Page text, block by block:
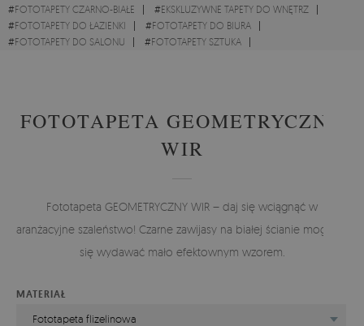
#FOTOTAPETY CZARNO-BIAŁE #EKSKLUZYWNE TAPETY DO WNĘTRZ
#FOTOTAPETY DO ŁAZIENKI #FOTOTAPETY DO BIURA
#FOTOTAPETY DO SALONU #FOTOTAPETY SZTUKA
FOTOTAPETA GEOMETRYCZNY
WIR
Fototapeta GEOMETRYCZNY WIR – daj się wciągnąć w
aranżacyjne szaleństwo! Czarne zawijasy na białej ścianie mogłyby
się wydawać mało efektownym wzorem.
MATERIAŁ
Fototapeta flizelinowa